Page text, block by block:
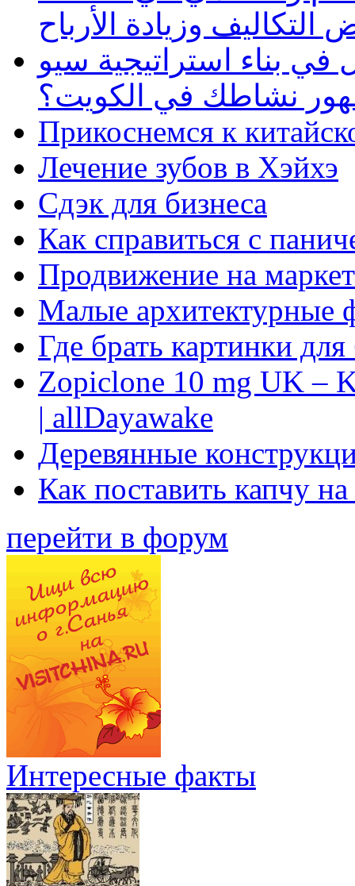
وزيادة الأرباح
بناء استراتيجية سيو
نشاطك في الكويت؟
Прикоснемся к
Лечение зубов в Хэйхэ
Сдэк для бизнеса
Как справиться с
Продвижение на
Малые архитектурные
Где брать картинки
Zopiclone 10 mg UK –
| allDayawake
Деревянные
Как поставить капчу
перейти в форум
Интересные факты